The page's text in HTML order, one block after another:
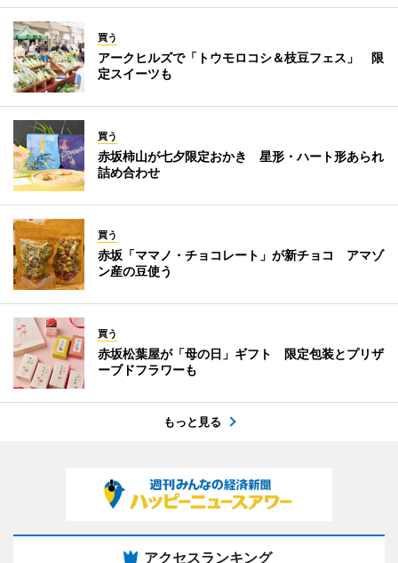
買う
アークヒルズで「トウモロコシ＆枝豆フェス」 限
定スイーツも
買う
赤坂柿山が七夕限定おかき 星形・ハート形あられ
詰め合わせ
買う
赤坂「ママノ・チョコレート」が新チョコ アマゾ
ン産の豆使う
買う
赤坂松葉屋が「母の日」ギフト 限定包装とプリザ
ーブドフラワーも
もっと見る
アクセスランキング